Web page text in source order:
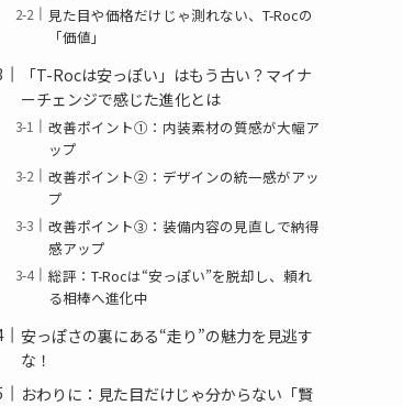
見た目や価格だけじゃ測れない、T-Rocの
「価値」
「T-Rocは安っぽい」はもう古い？マイナ
ーチェンジで感じた進化とは
改善ポイント①：内装素材の質感が大幅ア
ップ
改善ポイント②：デザインの統一感がアッ
プ
改善ポイント③：装備内容の見直しで納得
感アップ
総評：T-Rocは“安っぽい”を脱却し、頼れ
る相棒へ進化中
安っぽさの裏にある“走り”の魅力を見逃す
な！
おわりに：見た目だけじゃ分からない「賢